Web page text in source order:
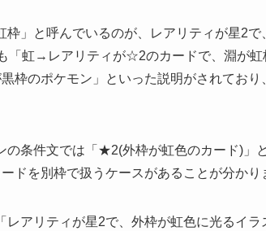
」と呼んでいるのが、レアリティが星2
「虹→レアリティが☆2のカードで、淵が虹
枠のポケモン」といった説明がされており
の条件文では「★2(外枠が虹色のカード)」
ドを別枠で扱うケースがあることが分かり
アリティが星2で、外枠が虹色に光るイ